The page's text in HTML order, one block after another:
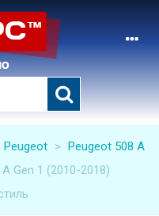
Peugeot > Peugeot 508 A
Gen 1 (2010-2018)